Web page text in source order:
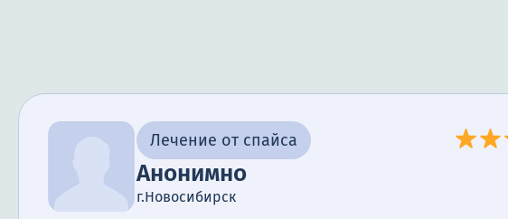
Лечение от спайса
Анонимно
г.Новосибирск